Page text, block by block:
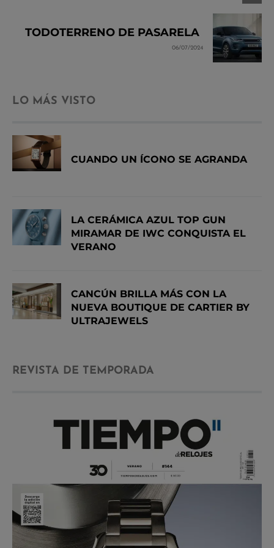
TODOTERRENO DE PASARELA
06/07/2024
LO MÁS VISTO
CUANDO UN ÍCONO SE AGRANDA
LA CERÁMICA AZUL TOP GUN
MIRAMAR DE IWC CONQUISTA EL
VERANO
CANCÚN BRILLA MÁS CON LA
NUEVA BOUTIQUE DE CARTIER BY
ULTRAJEWELS
REVISTA DE TEMPORADA